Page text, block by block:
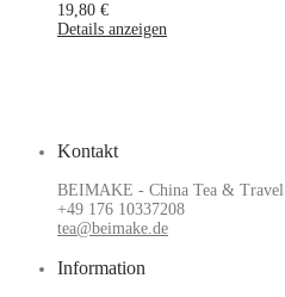
19,80 €
Details anzeigen
Kontakt
BEIMAKE - China Tea & Travel
+49 176 10337208
tea@beimake.de
Information